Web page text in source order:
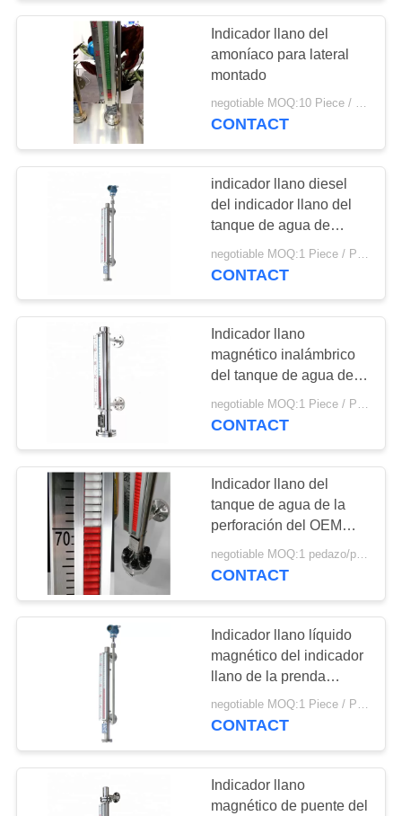
Indicador llano del
amoníaco para lateral
montado
negotiable MOQ:10 Piece / Pieces
CONTACT
indicador llano diesel
del indicador llano del
tanque de agua de
4~20mA Digitaces
CONTACT
Indicador llano
magnético inalámbrico
del tanque de agua del
proveedor del OEM
CONTACT
Indicador llano del
tanque de agua de la
perforación del OEM
4~20mA Digitaces
negotiable MOQ:1 pedazo/pedazo
CONTACT
Indicador llano líquido
magnético del indicador
llano de la prenda
impermeable IP65 para
los tanques
negotiable MOQ:1 Piece / Pieces
CONTACT
Indicador llano
magnético de puente del